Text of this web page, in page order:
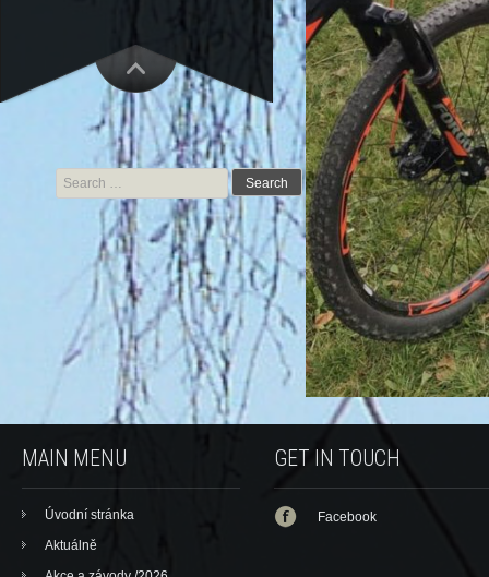
Search for:
MAIN MENU
Úvodní stránka
Aktuálně
GET IN TOUCH
Facebook